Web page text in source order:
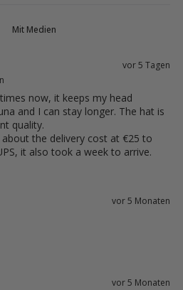
Mit Medien
vor 5 Tagen
now, it keeps my head
and I can stay longer. The hat is
quality.
the delivery cost at €25 to
it also took a week to arrive.
vor 5 Monaten
vor 5 Monaten